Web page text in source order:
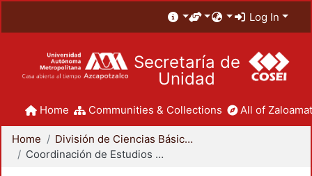
Log In
Secretaría de
Unidad
Home Communities & Collections All of
Home
División de Ciencias Básicas e Ingeniería
Coordinación de Estudios de Posgrado - CBI